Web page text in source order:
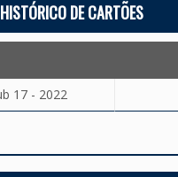
HISTÓRICO DE CARTÕES
17 - 2022